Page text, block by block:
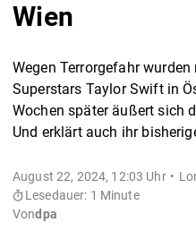
Wien
Wegen Terrorgefahr wurden
Superstars Taylor Swift in
Wochen später äußert sich
Und erklärt auch ihr
August 22, 2024, 12:03 Uhr
Lesedauer: 1 Minute
Vondpa